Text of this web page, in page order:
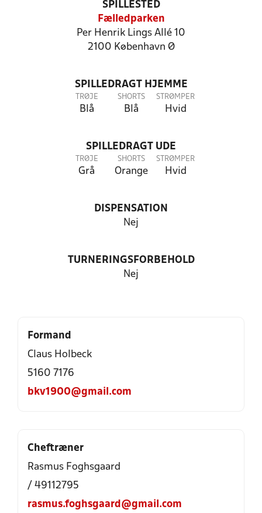
SPILLESTED
Fælledparken
Per Henrik Lings Allé 10
2100 København Ø
SPILLEDRAGT HJEMME
TRØJE
Blå
SHORTS
Blå
STRØMPER
Hvid
SPILLEDRAGT UDE
TRØJE
Grå
SHORTS
Orange
STRØMPER
Hvid
DISPENSATION
Nej
TURNERINGSFORBEHOLD
Nej
Formand
Claus Holbeck
5160 7176
bkv1900@gmail.com
Cheftræner
Rasmus Foghsgaard
/ 49112795
rasmus.foghsgaard@gmail.com